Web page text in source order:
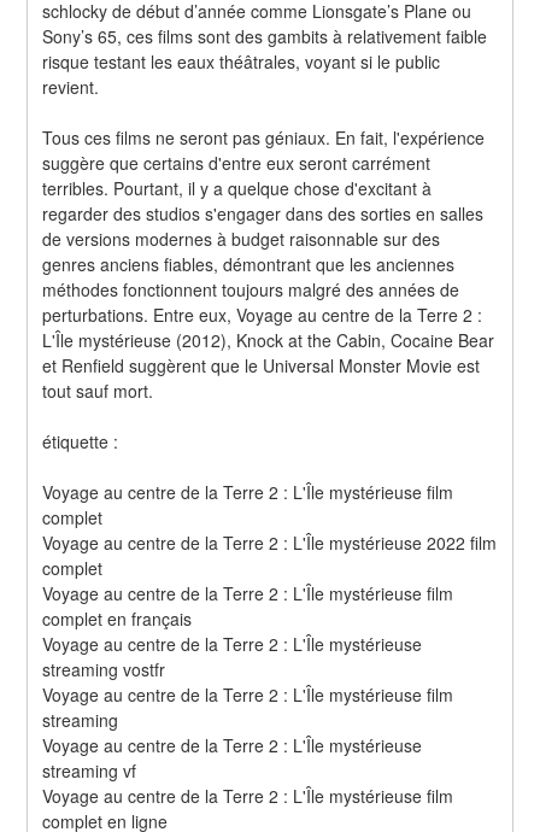
schlocky de début d’année comme Lionsgate’s Plane ou
Sony’s 65, ces films sont des gambits à relativement faible
risque testant les eaux théâtrales, voyant si le public
revient.
Tous ces films ne seront pas géniaux. En fait, l'expérience
suggère que certains d'entre eux seront carrément
terribles. Pourtant, il y a quelque chose d'excitant à
regarder des studios s'engager dans des sorties en salles
de versions modernes à budget raisonnable sur des
genres anciens fiables, démontrant que les anciennes
méthodes fonctionnent toujours malgré des années de
perturbations. Entre eux, Voyage au centre de la Terre 2 :
L'Île mystérieuse (2012), Knock at the Cabin, Cocaine Bear
et Renfield suggèrent que le Universal Monster Movie est
tout sauf mort.
étiquette :
Voyage au centre de la Terre 2 : L'Île mystérieuse film
complet
Voyage au centre de la Terre 2 : L'Île mystérieuse 2022 film
complet
Voyage au centre de la Terre 2 : L'Île mystérieuse film
complet en français
Voyage au centre de la Terre 2 : L'Île mystérieuse
streaming vostfr
Voyage au centre de la Terre 2 : L'Île mystérieuse film
streaming
Voyage au centre de la Terre 2 : L'Île mystérieuse
streaming vf
Voyage au centre de la Terre 2 : L'Île mystérieuse film
complet en ligne